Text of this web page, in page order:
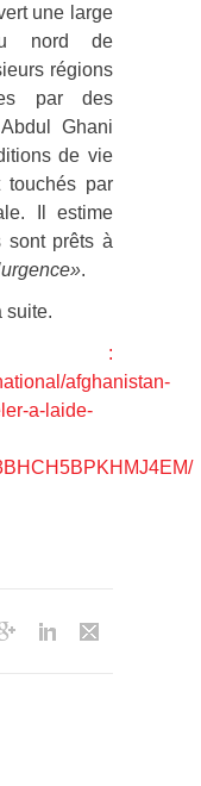
une large
nord de
régions
par des
Ghani
de vie
touchés par
Il estime
sont prêts à
.
suite.
:
afghanistan-
a-laide-